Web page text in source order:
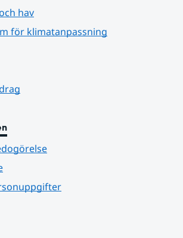
hav
för klimatanpassning